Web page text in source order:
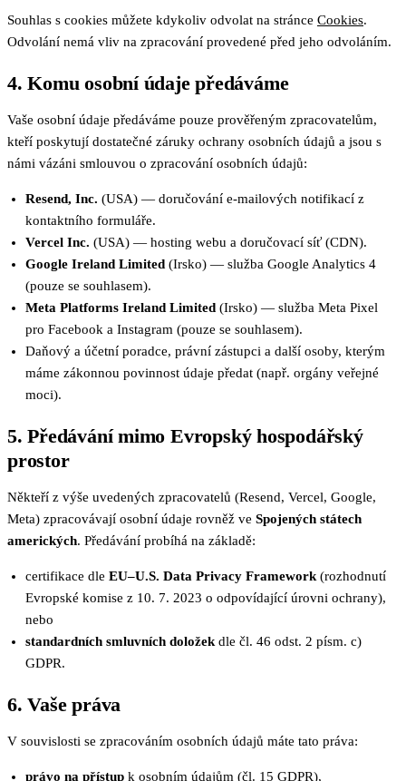
Souhlas s cookies můžete kdykoliv odvolat na stránce Cookies.
Odvolání nemá vliv na zpracování provedené před jeho odvoláním.
4. Komu osobní údaje předáváme
Vaše osobní údaje předáváme pouze prověřeným zpracovatelům,
kteří poskytují dostatečné záruky ochrany osobních údajů a jsou s
námi vázáni smlouvou o zpracování osobních údajů:
Resend, Inc. (USA) — doručování e-mailových notifikací z
kontaktního formuláře.
Vercel Inc. (USA) — hosting webu a doručovací síť (CDN).
Google Ireland Limited (Irsko) — služba Google Analytics 4
(pouze se souhlasem).
Meta Platforms Ireland Limited (Irsko) — služba Meta Pixel
pro Facebook a Instagram (pouze se souhlasem).
Daňový a účetní poradce, právní zástupci a další osoby, kterým
máme zákonnou povinnost údaje předat (např. orgány veřejné
moci).
5. Předávání mimo Evropský hospodářský
prostor
Někteří z výše uvedených zpracovatelů (Resend, Vercel, Google,
Meta) zpracovávají osobní údaje rovněž ve Spojených státech
amerických. Předávání probíhá na základě:
certifikace dle EU–U.S. Data Privacy Framework(rozhodnutí
Evropské komise z 10. 7. 2023 o odpovídající úrovni ochrany),
nebo
standardních smluvních doložekdle čl. 46 odst. 2 písm. c)
GDPR.
6. Vaše práva
V souvislosti se zpracováním osobních údajů máte tato práva:
právo na přístup k osobním údajům (čl. 15 GDPR),